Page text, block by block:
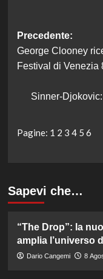
articolo
Precedente:
George Clooney
Festival di Venezia
Sinner-
Pagine: 1 2 3 4 5 6
Sapevi che…
“The Drop”: la
amplia l’universo
Dario Cangemi 8